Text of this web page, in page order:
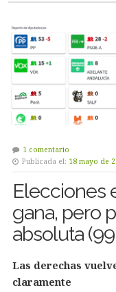
1 comentario
Publicada el: 18 mayo de
Elecciones
gana, pero
absoluta
Las derechas
claramente